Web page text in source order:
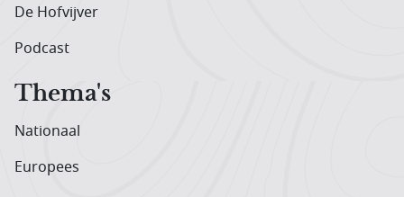
De Hofvijver
Podcast
Thema's
Nationaal
Europees